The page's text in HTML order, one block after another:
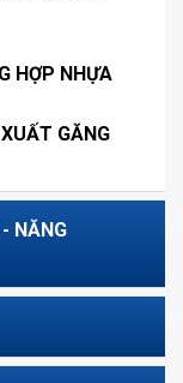
HỢP NHỰA
GĂNG
NĂNG